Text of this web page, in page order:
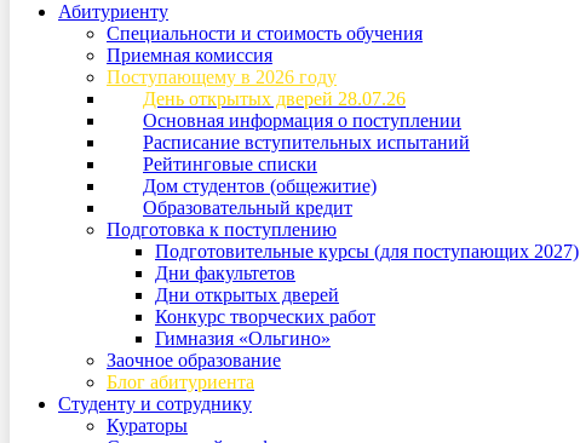
Абитуриенту
Специальности и стоимость обучения
Приемная комиссия
Поступающему в 2026 году
День открытых дверей 28.07.26
Основная информация о поступлении
Расписание вступительных испытаний
Рейтинговые списки
Дом студентов (общежитие)
Образовательный кредит
Подготовка к поступлению
Подготовительные курсы (для поступающих 2027)
Дни факультетов
Дни открытых дверей
Конкурс творческих работ
Гимназия «Ольгино»
Заочное образование
Блог абитуриента
Студенту и сотруднику
Кураторы